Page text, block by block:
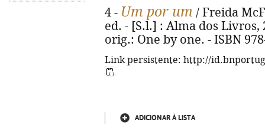
4 - Um por um / Freida
ed. - [S.l.] : Alma dos Livros,
orig.: One by one. - ISBN
Link persistente: http://
ADICIONAR À LISTA